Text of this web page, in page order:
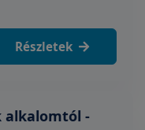
Részletek
alkalomtól -